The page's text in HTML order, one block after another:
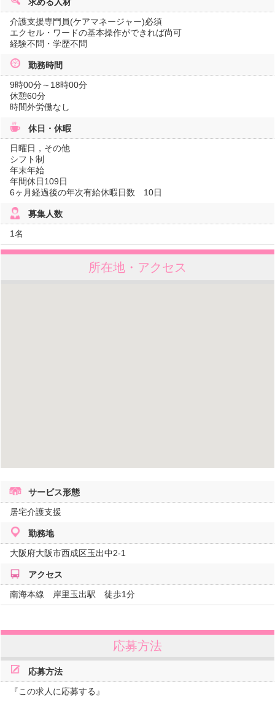
介護支援専門員(ケアマネージャー)必須
エクセル・ワードの基本操作ができれば尚可
経験不問・学歴不問
勤務時間
9時00分～18時00分
休憩60分
時間外労働なし
休日・休暇
日曜日，その他
シフト制
年末年始
年間休日109日
6ヶ月経過後の年次有給休暇日数 10日
募集人数
1名
所在地・アクセス
サービス形態
居宅介護支援
勤務地
大阪府大阪市西成区玉出中2‐1
アクセス
南海本線 岸里玉出駅 徒歩1分
応募方法
応募方法
『この求人に応募する』